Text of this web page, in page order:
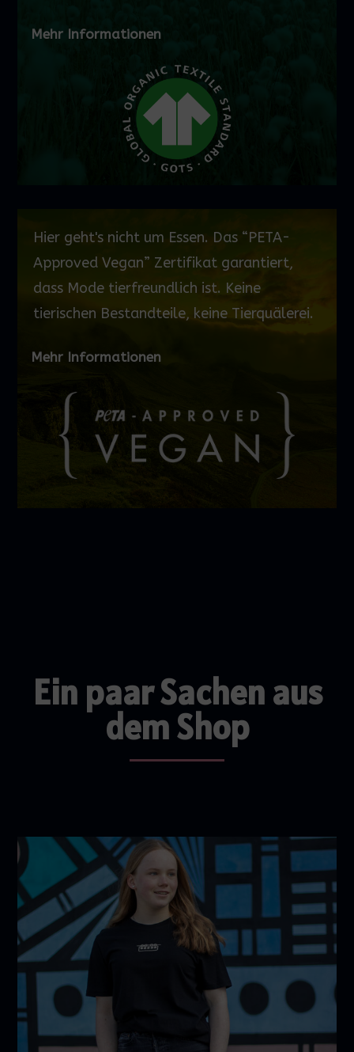
Mehr Informationen
Hier geht's nicht um Essen. Das “PETA-
Approved Vegan” Zertifikat garantiert,
dass Mode tierfreundlich ist. Keine
tierischen Bestandteile, keine Tierquälerei.
Mehr Informationen
Ein paar Sachen aus
dem Shop